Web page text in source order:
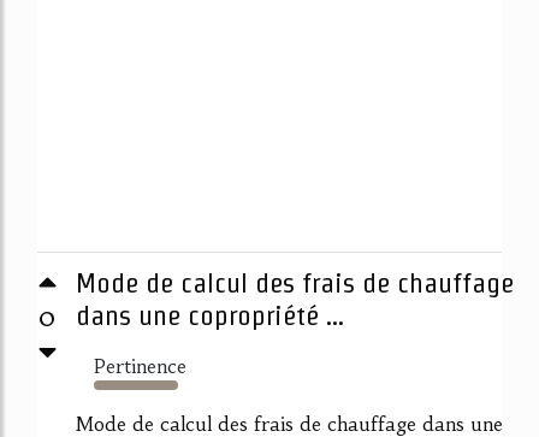
0
Mode de calcul des frais de chauffage
dans une copropriété ...
Pertinence
528%
Mode de calcul des frais de chauffage dans une